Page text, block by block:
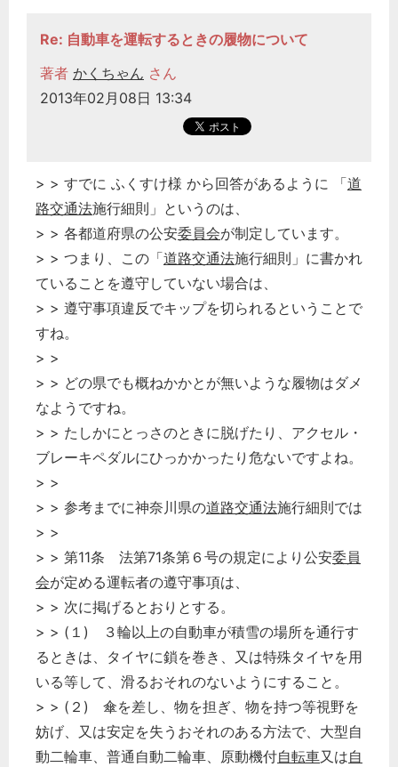
Re: 自動車を運転するときの履物について
著者 かくちゃん さん
2013年02月08日 13:34
> > すでに ふくすけ様 から回答があるように 「道
路交通法施行細則」というのは、
> > 各都道府県の公安委員会が制定しています。
> > つまり、この「道路交通法施行細則」に書かれ
ていることを遵守していない場合は、
> > 遵守事項違反でキップを切られるということで
すね。
> >
> > どの県でも概ねかかとが無いような履物はダメ
なようですね。
> > たしかにとっさのときに脱げたり、アクセル・
ブレーキペダルにひっかかったり危ないですよね。
> >
> > 参考までに神奈川県の道路交通法施行細則では
> >
> > 第11条 法第71条第６号の規定により公安委員
会が定める運転者の遵守事項は、
> > 次に掲げるとおりとする。
> > (１) ３輪以上の自動車が積雪の場所を通行す
るときは、タイヤに鎖を巻き、又は特殊タイヤを用
いる等して、滑るおそれのないようにすること。
> > (２) 傘を差し、物を担ぎ、物を持つ等視野を
妨げ、又は安定を失うおそれのある方法で、大型自
動二輪車、普通自動二輪車、原動機付自転車又は自